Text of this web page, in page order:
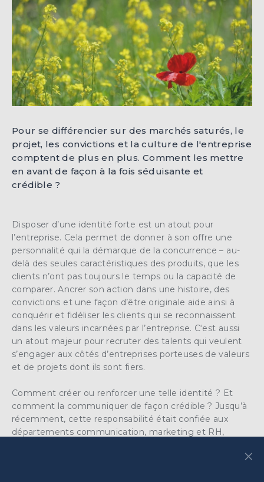
Pour se différencier sur des marchés saturés, le
projet, les convictions et la culture de l'entreprise
comptent de plus en plus. Comment les mettre
en avant de façon à la fois séduisante et
crédible ?
Disposer d’une identité forte est un atout pour
l’entreprise. Cela permet de donner à son offre une
personnalité qui la démarque de la concurrence – au-
delà des seules caractéristiques des produits, que les
clients n’ont pas toujours le temps ou la capacité de
comparer. Ancrer son action dans une histoire, des
convictions et une façon d’être originale aide ainsi à
conquérir et fidéliser les clientsqui se reconnaissent
dans lesvaleurs incarnées par l’entreprise. C‘est aussi
un atout majeur pour recruter des talents qui veulent
s’engager aux côtés d’entreprises porteuses de valeurs
et de projets dont ils sont fiers.
Comment créer ou renforcer une telle identité ? Et
comment la communiquer de façon crédible ? Jusqu’à
récemment, cette responsabilité était confiée aux
départements communication, marketing et RH ,
×